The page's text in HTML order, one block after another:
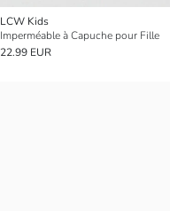
LCW Kids
Imperméable à Capuche pour Fille
22.99 EUR